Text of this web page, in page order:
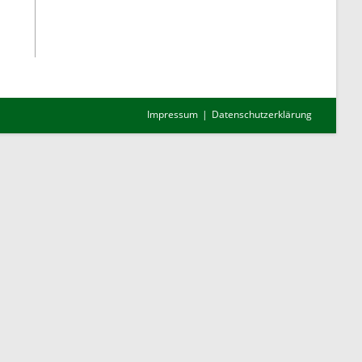
Impressum Datenschutzerklärung